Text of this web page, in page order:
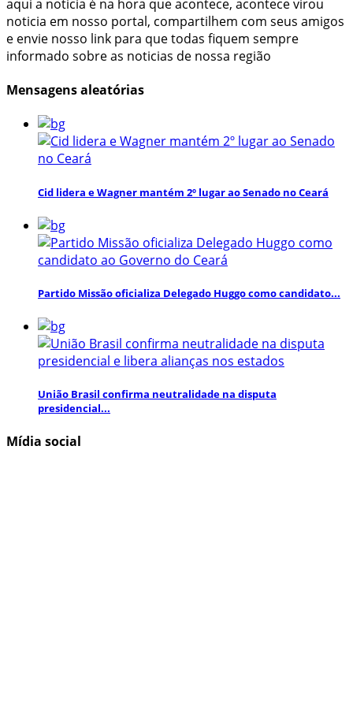
aqui a noticia é na hora que acontece, acontece virou
noticia em nosso portal, compartilhem com seus amigos
e envie nosso link para que todas fiquem sempre
informado sobre as noticias de nossa região
Mensagens aleatórias
Cid lidera e Wagner mantém 2º lugar ao Senado no Ceará
Partido Missão oficializa Delegado Huggo como candidato...
União Brasil confirma neutralidade na disputa
presidencial...
Mídia social